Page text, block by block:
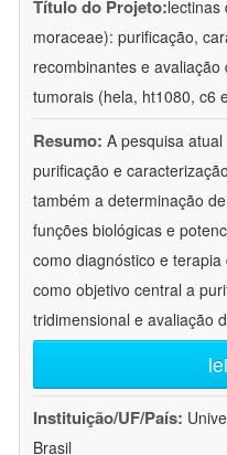
Título do Projeto:lectinas
moraceae): purificação,
recombinantes e
tumorais (hela, ht1080, c6
Resumo: A pesquisa
purificação e
também a determinação
funções biológicas e
como diagnóstico e
como objetivo central a
tridimensional e avaliação
Instituição/UF/País:
Brasil